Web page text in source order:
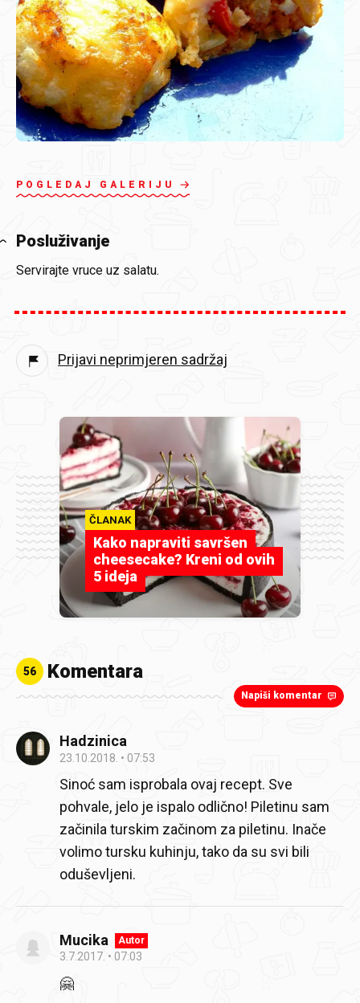
POGLEDAJ GALERIJU
Posluživanje
Servirajte vruce uz salatu.
Prijavi neprimjeren sadržaj
ČLANAK
Kako napraviti savršen
cheesecake? Kreni od ovih
5 ideja
56 Komentara
Napiši komentar
Hadzinica
23.10.2018. 07:53
Sinoć sam isprobala ovaj recept. Sve
pohvale, jelo je ispalo odlično! Piletinu sam
začinila turskim začinom za piletinu. Inače
volimo tursku kuhinju, tako da su svi bili
oduševljeni.
Mucika Autor
3.7.2017. 07:03
🤗